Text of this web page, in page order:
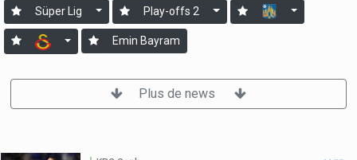
Süper Lig Play-offs 2
Emin Bayram
Plus de news